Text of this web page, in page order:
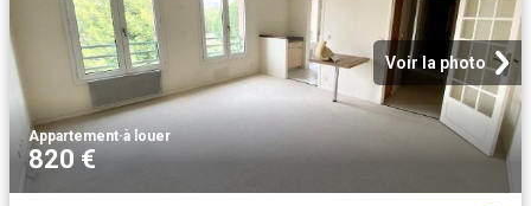
Voir la photo
Appartement·à louer
820 €